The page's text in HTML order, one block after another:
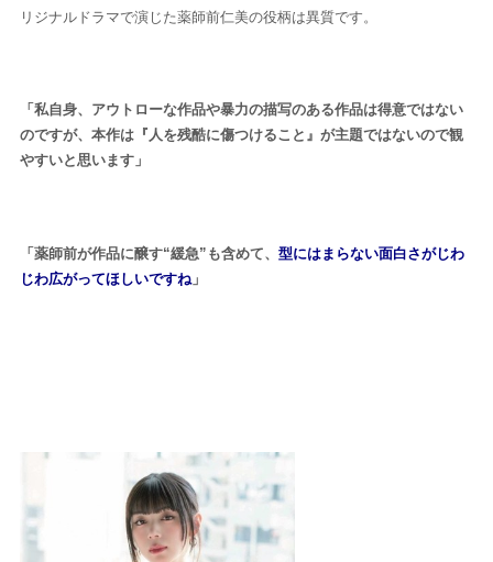
リジナルドラマで演じた薬師前仁美の役柄は異質です。
「私自身、アウトローな作品や暴力の描写のある作品は得意ではない
のですが、本作は『人を残酷に傷つけること』が主題ではないので観
やすいと思います」
「薬師前が作品に醸す“緩急”も含めて、 型にはまらない面白さがじわ
じわ広がってほしいですね」